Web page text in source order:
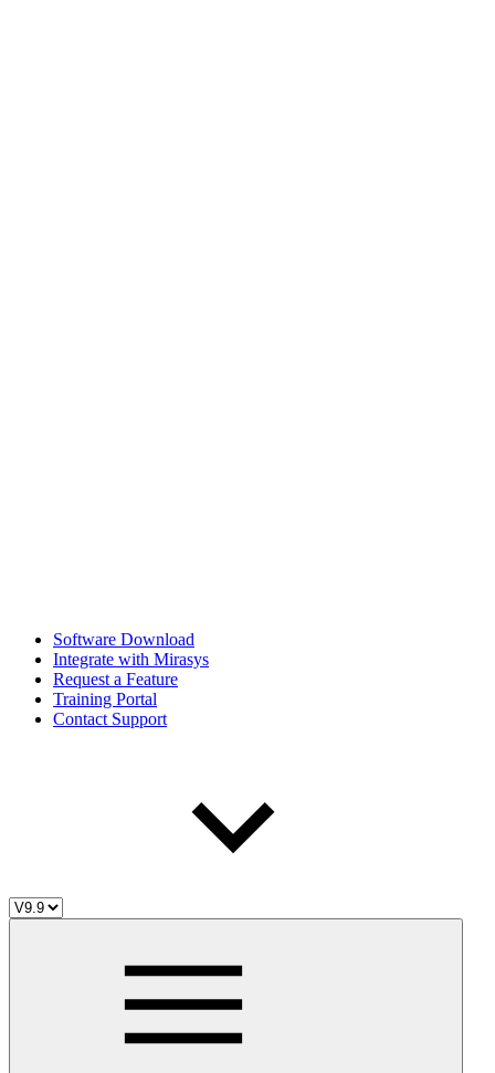
Software Download
Integrate with Mirasys
Request a Feature
Training Portal
Contact Support